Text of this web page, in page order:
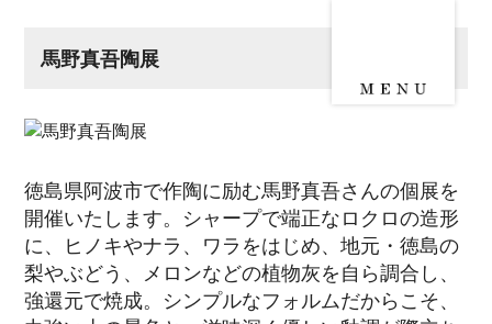
馬野真吾陶展
徳島県阿波市で作陶に励む馬野真吾さんの個展を
開催いたします。シャープで端正なロクロの造形
に、ヒノキやナラ、ワラをはじめ、地元・徳島の
梨やぶどう、メロンなどの植物灰を自ら調合し、
強還元で焼成。シンプルなフォルムだからこそ、